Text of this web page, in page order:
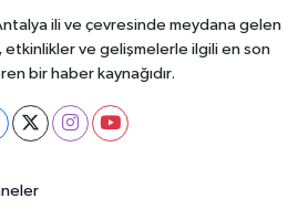
ili ve çevresinde meydana gelen
etkinlikler ve gelişmelerle ilgili en son
bir haber kaynağıdır.